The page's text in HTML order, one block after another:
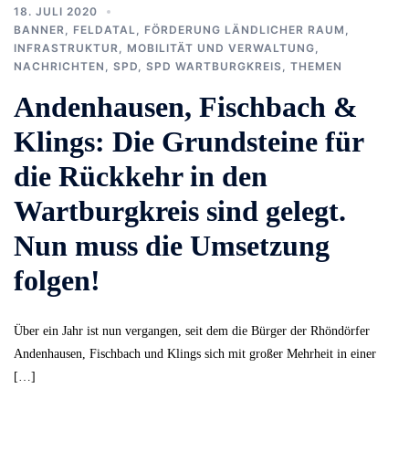
18. JULI 2020
BANNER
FELDATAL FÖRDERUNG LÄNDLICHER RAUM
INFRASTRUKTUR, MOBILITÄT UND VERWALTUNG
NACHRICHTEN
SPD SPD WARTBURGKREIS THEMEN
Andenhausen, Fischbach &
Klings: Die Grundsteine für
die Rückkehr in den
Wartburgkreis sind gelegt.
Nun muss die Umsetzung
folgen!
Über ein Jahr ist nun vergangen, seit dem die Bürger der Rhöndörfer
Andenhausen, Fischbach und Klings sich mit großer Mehrheit in einer
[…]